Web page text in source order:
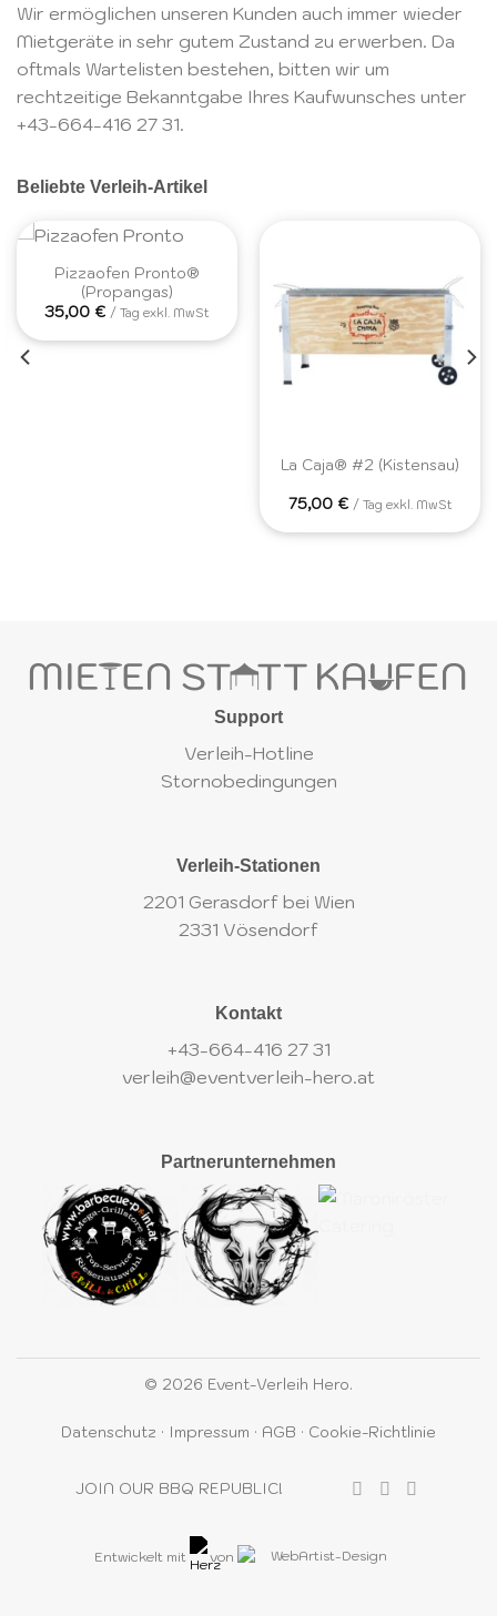
Wir ermöglichen unseren Kunden auch immer wieder
Mietgeräte in sehr gutem Zustand zu erwerben. Da
oftmals Wartelisten bestehen, bitten wir um
rechtzeitige Bekanntgabe Ihres Kaufwunsches unter
+43-664-416 27 31.
Beliebte Verleih-Artikel
Pizzaofen Pronto®
(Propangas)
35,00 € / Tag exkl. MwSt
La Caja® #2 (Kistensau)
75,00 € / Tag exkl. MwSt
Support
Verleih-Hotline
Stornobedingungen
Verleih-Stationen
2201 Gerasdorf bei Wien
2331 Vösendorf
Kontakt
+43-664-416 27 31
verleih@eventverleih-hero.at
Partnerunternehmen
© 2026 Event-Verleih Hero.
Datenschutz · Impressum · AGB · Cookie-Richtlinie
JOIN OUR BBQ REPUBLIC!
Entwickelt mit von